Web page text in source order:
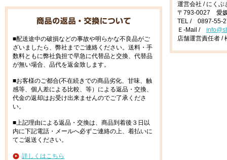
■配送途中の破損などの事故や明らかな不良品がご
ざいましたら、弊社までご連絡ください。送料・手
数料ともに弊社負担で早急に代替品と交換、代替品
が無い場合、品代を返金致します。
■お客様のご都合(不在続きでの商品劣化、甘味、触
感等、個人差による比較、等）による返品・交換、
代金の返却はお受け出来ませんのでご了承くださ
い。
■上記理由による返品・交換は、商品到着後３日以
内に下記電話・メールへ必ずご連絡の上、着払いに
てご返送ください。
詳しくはこちら
運営会社 / にくぶ
〒793-0027 愛
TEL / 0897-55-
Ｅ-Mail /
店舗運営責任者 /